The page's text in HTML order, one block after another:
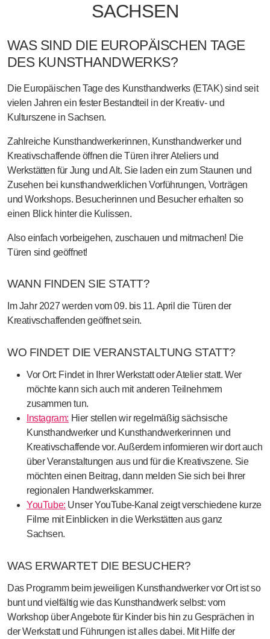
SACHSEN
WAS SIND DIE EUROPÄISCHEN TAGE
DES KUNSTHANDWERKS?
Die Europäischen Tage des Kunsthandwerks (ETAK) sind seit
vielen Jahren ein fester Bestandteil in der Kreativ- und
Kulturszene in Sachsen.
Zahlreiche Kunsthandwerkerinnen, Kunsthandwerker und
Kreativschaffende öffnen die Türen ihrer Ateliers und
Werkstätten für Jung und Alt. Sie laden ein zum Staunen und
Zusehen bei kunsthandwerklichen Vorführungen, Vorträgen
und Workshops. Besucherinnen und Besucher erhalten so
einen Blick hinter die Kulissen.
Also einfach vorbeigehen, zuschauen und mitmachen! Die
Türen sind geöffnet!
WANN FINDEN SIE STATT?
Im Jahr 2027 werden vom 09. bis 11. April die Türen der
Kreativschaffenden geöffnet sein.
WO FINDET DIE VERANSTALTUNG STATT?
Vor Ort: Findet in Ihrer Werkstatt oder Atelier statt. Wer
möchte kann sich auch mit anderen Teilnehmern
zusammen tun.
Instagram: Hier stellen wir regelmäßig sächsische
Kunsthandwerker und Kunsthandwerkerinnen und
Kreativschaffende vor. Außerdem informieren wir dort auch
über Veranstaltungen aus und für die Kreativszene. Sie
möchten einen Beitrag, dann melden Sie sich bei Ihrer
regionalen Handwerkskammer.
YouTube: Unser YouTube-Kanal zeigt verschiedene kurze
Filme mit Einblicken in die Werkstätten aus ganz
Sachsen.
WAS ERWARTET DIE BESUCHER?
Das Programm beim jeweiligen Kunsthandwerker vor Ort ist so
bunt und vielfältig wie das Kunsthandwerk selbst: vom
Workshop über Angebote für Kinder bis hin zu Gesprächen in
der Werkstatt und Führungen ist alles dabei. Mit Hilfe der